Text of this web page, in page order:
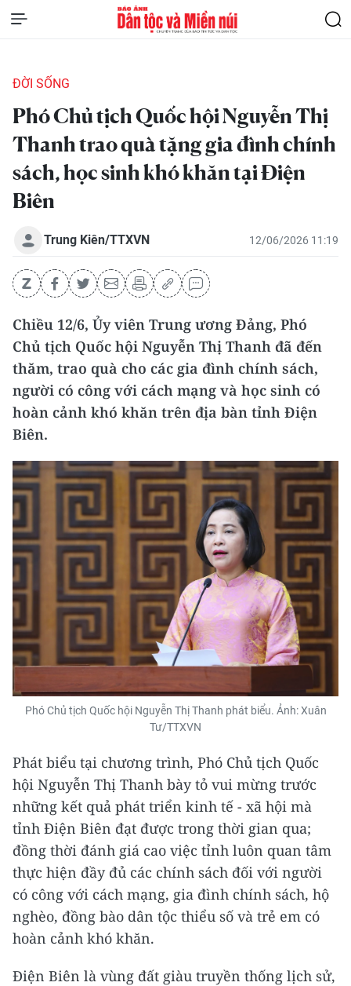
ĐỜI SỐNG
Phó Chủ tịch Quốc hội Nguyễn Thị
Thanh trao quà tặng gia đình chính
sách, học sinh khó khăn tại Điện
Biên
Trung Kiên/TTXVN 12/06/2026 11:19
Chiều 12/6, Ủy viên Trung ương Đảng, Phó
Chủ tịch Quốc hội Nguyễn Thị Thanh đã đến
thăm, trao quà cho các gia đình chính sách,
người có công với cách mạng và học sinh có
hoàn cảnh khó khăn trên địa bàn tỉnh Điện
Biên.
Phó Chủ tịch Quốc hội Nguyễn Thị Thanh phát biểu. Ảnh: Xuân
Tư/TTXVN
Phát biểu tại chương trình, Phó Chủ tịch Quốc
hội Nguyễn Thị Thanh bày tỏ vui mừng trước
những kết quả phát triển kinh tế - xã hội mà
tỉnh Điện Biên đạt được trong thời gian qua;
đồng thời đánh giá cao việc tỉnh luôn quan tâm
thực hiện đầy đủ các chính sách đối với người
có công với cách mạng, gia đình chính sách, hộ
nghèo, đồng bào dân tộc thiểu số và trẻ em có
hoàn cảnh khó khăn.
Điện Biên là vùng đất giàu truyền thống lịch sử,